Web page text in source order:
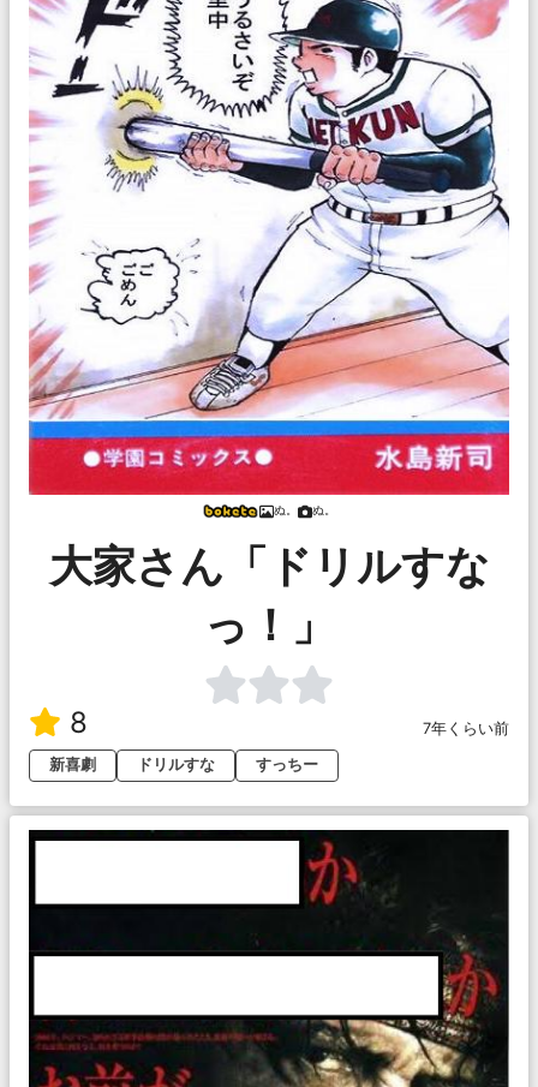
ぬ。 ぬ。
大家さん「ドリルすな
っ！」
8
7年くらい前
新喜劇
ドリルすな すっちー